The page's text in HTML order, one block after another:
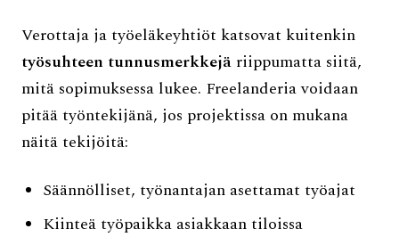
Verottaja ja työeläkeyhtiöt katsovat kuitenkin
työsuhteen tunnusmerkkejä riippumatta siitä,
mitä sopimuksessa lukee. Freelanderia voidaan
pitää työntekijänä, jos projektissa on mukana
näitä tekijöitä:
Säännölliset, työnantajan asettamat työajat
Kiinteä työpaikka asiakkaan tiloissa